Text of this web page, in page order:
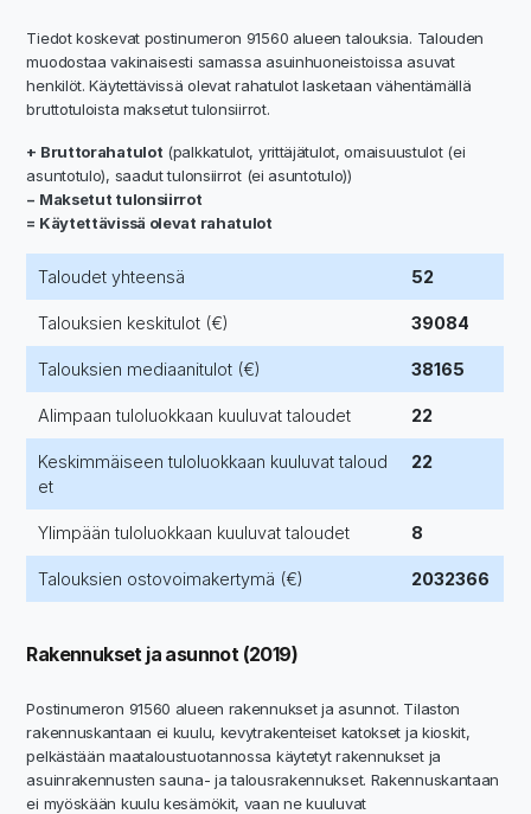
Tiedot koskevat postinumeron 91560 alueen talouksia. Talouden
muodostaa vakinaisesti samassa asuinhuoneistoissa asuvat
henkilöt. Käytettävissä olevat rahatulot lasketaan vähentämällä
bruttotuloista maksetut tulonsiirrot.
+ Bruttorahatulot (palkkatulot, yrittäjätulot, omaisuustulot (ei
asuntotulo), saadut tulonsiirrot (ei asuntotulo))
− Maksetut tulonsiirrot
= Käytettävissä olevat rahatulot
Taloudet yhteensä 52
Talouksien keskitulot (€) 39084
Talouksien mediaanitulot (€) 38165
Alimpaan tuloluokkaan kuuluvat taloudet 22
Keskimmäiseen tuloluokkaan kuuluvat taloud
et
22
Ylimpään tuloluokkaan kuuluvat taloudet 8
Talouksien ostovoimakertymä (€) 2032366
Rakennukset ja asunnot (2019)
Postinumeron 91560 alueen rakennukset ja asunnot. Tilaston
rakennuskantaan ei kuulu, kevytrakenteiset katokset ja kioskit,
pelkästään maataloustuotannossa käytetyt rakennukset ja
asuinrakennusten sauna- ja talousrakennukset. Rakennuskantaan
ei myöskään kuulu kesämökit, vaan ne kuuluvat